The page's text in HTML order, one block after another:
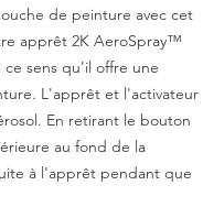
de peinture avec cet
apprêt 2K AeroSpray™
sens qu'il offre une
L'apprêt et l'activateur
En retirant le bouton
au fond de la
à l'apprêt pendant que